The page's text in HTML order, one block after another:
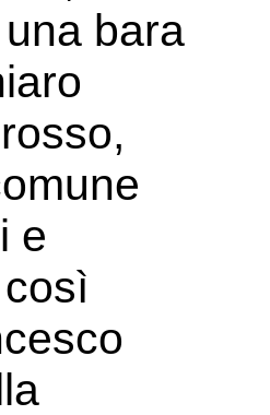
bara
e